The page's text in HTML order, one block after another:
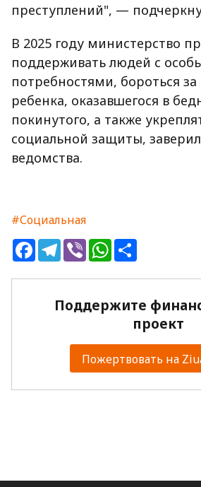
преступлений", —
В 2025 году министерство
поддерживать людей с
потребностями, бороться
ребенка, оказавшегося в
покинутого, а также
социальной защиты, заверил
ведомства.
#Социальная
FacebookTelegram
ViberWhatsApp
Поддержите
проект
Пожертвовать на